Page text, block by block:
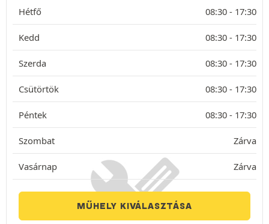
Hétfő 08:30 - 17:30
Kedd 08:30 - 17:30
Szerda 08:30 - 17:30
Csütörtök 08:30 - 17:30
Péntek 08:30 - 17:30
Szombat Zárva
Vasárnap Zárva
MŰHELY KIVÁLASZTÁSA